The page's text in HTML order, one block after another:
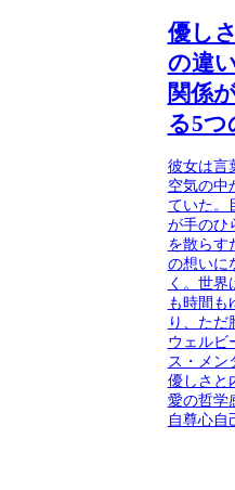
優し
の違
関係
る5つ
彼女は言
空気の中
ていた。
が手のひ
を散らす
の想いに
く。世界
も時間も
り、ただ
ウェルビ
ス・メン
優しさと
愛の哲学
自尊心自